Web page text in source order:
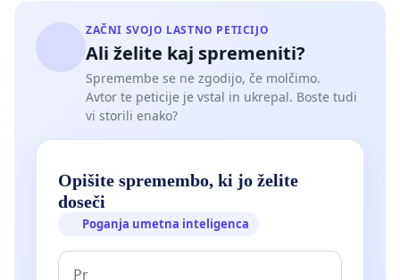
ZAČNI SVOJO LASTNO PETICIJO
Ali želite kaj spremeniti?
Spremembe se ne zgodijo, če molčimo.
Avtor te peticije je vstal in ukrepal. Boste tudi
vi storili enako?
Opišite spremembo, ki jo želite
doseči
Poganja umetna inteligenca